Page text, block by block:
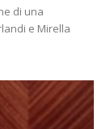
di una
e Mirella